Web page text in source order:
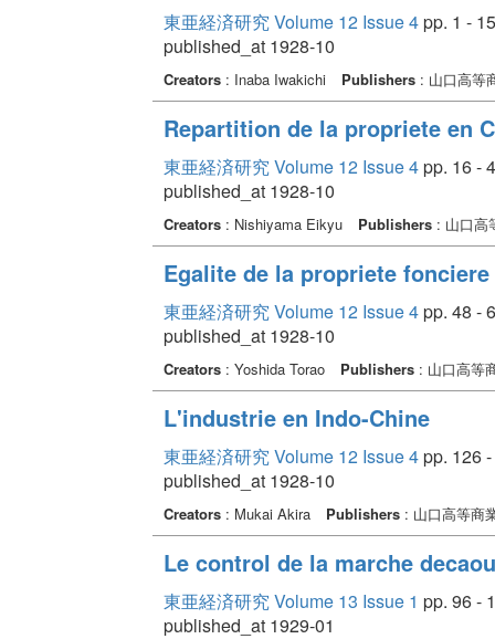
東亜経済研究 Volume 12 Issue 4pp. 1 - 15
published_at 1928-10
Creators: Inaba Iwakichi Publishers: 山口高等
Repartition de la propriete en
東亜経済研究 Volume 12 Issue 4pp. 16 -
published_at 1928-10
Creators: Nishiyama Eikyu Publishers: 山口高
Egalite de la propriete
東亜経済研究 Volume 12 Issue 4pp. 48 -
published_at 1928-10
Creators: Yoshida Torao Publishers: 山口高等
L'industrie en Indo-Chine
東亜経済研究 Volume 12 Issue 4pp. 126 -
published_at 1928-10
Creators: Mukai Akira Publishers: 山口高等商
Le control de la marche
東亜経済研究 Volume 13 Issue 1 pp. 96 -
published_at 1929-01